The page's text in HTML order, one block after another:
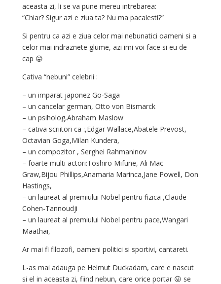
aceasta zi, li se va pune mereu intrebarea:
“Chiar? Sigur azi e ziua ta? Nu ma pacalesti?”
Si pentru ca azi e ziua celor mai nebunatici oameni si a
celor mai indraznete glume, azi imi voi face si eu de
cap 😛
Cativa “nebuni” celebrii :
– un imparat japonez Go-Saga
– un cancelar german, Otto von Bismarck
– un psiholog,Abraham Maslow
– cativa scriitori ca :,Edgar Wallace,Abatele Prevost,
Octavian Goga,Milan Kundera,
– un compozitor , Serghei Rahmaninov
– foarte multi actori:Toshirō Mifune, Ali Mac
Graw,Bijou Phillips,Anamaria Marinca,Jane Powell, Don
Hastings,
– un laureat al premiului Nobel pentru fizica ,Claude
Cohen-Tannoudji
– un laureat al premiului Nobel pentru pace,Wangari
Maathai,
Ar mai fi filozofi, oameni politici si sportivi, cantareti.
L-as mai adauga pe Helmut Duckadam, care e nascut
si el in aceasta zi, fiind nebun, care orice portar 😛 se